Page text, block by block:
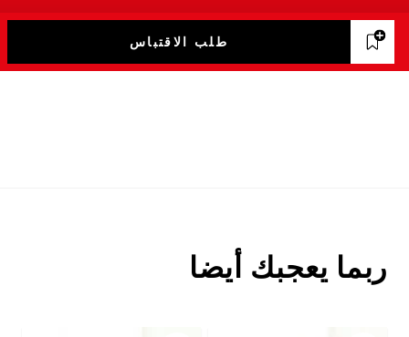
طلب الاقتباس
ربما يعجبك أيضا